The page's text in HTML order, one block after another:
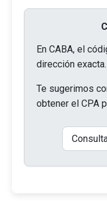
En CABA, el
dirección exacta.
Te sugerimos
obtener el CPA